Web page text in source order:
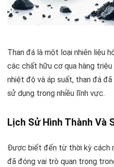
Than đá là một loại nhiên liệu
các chất hữu cơ qua hàng triệu
nhiệt độ và áp suất, than đá
sử dụng trong nhiều lĩnh vực.
Lịch Sử Hình Thành Và
Được biết đến từ thời kỳ cách
đã đóng vai trò quan trọng